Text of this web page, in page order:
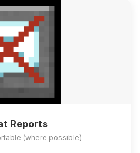
Reports
(where possible)